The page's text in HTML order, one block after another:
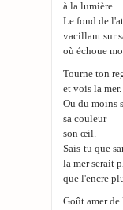
à la lumière
Le fond de
vacillant sur
où échoue
Tourne ton
et vois la mer.
Ou du moins
sa couleur
son œil.
Sais-tu que
la mer serait
que l'encre
Goût amer